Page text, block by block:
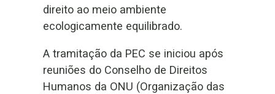
direito ao meio ambiente
ecologicamente equilibrado.
A tramitação da PEC se iniciou após
reuniões do Conselho de Direitos
Humanos da ONU (Organização das